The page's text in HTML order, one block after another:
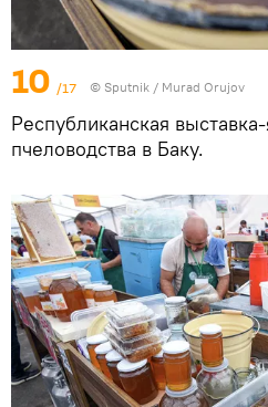
10 /17 © Sputnik / Murad Orujov
Республиканская
пчеловодства в Баку.